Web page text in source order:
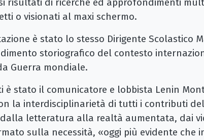
risultati di ricerche ed approfondimenti
o visionati al maxi schermo.
è stato lo stesso Dirigente Scolastico
storiografico del contesto
Guerra mondiale.
è stato il comunicatore e lobbista Lenin
la interdisciplinarietà di tutti i contributi
letteratura alla realtà aumentata, dai
sulla necessità, «oggi più evidente che